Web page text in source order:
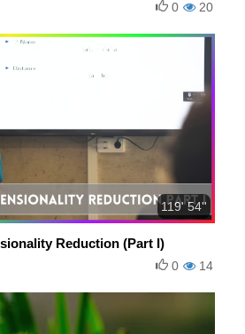
20
0
119' 54''
Reduction (Part I)
14
0